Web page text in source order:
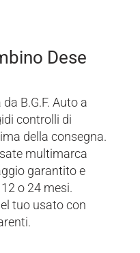
Dese
B.G.F. Auto a
controlli di
della consegna.
multimarca
garantito e
o 24 mesi.
tuo usato con